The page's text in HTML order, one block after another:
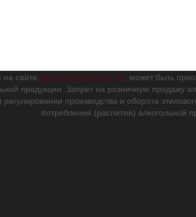
на сайте http://someliekhauz.ru/ , может быть
продукции. Запрет на розничную продажу
производства и оборота
потребления (распития) алкогольной